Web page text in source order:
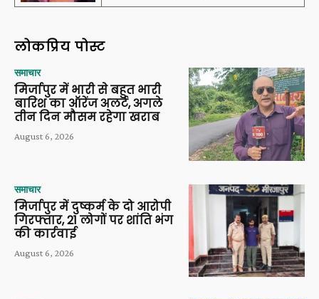
लोकप्रिय पोस्ट
समाचार
मिर्जापुर में भारी से बहुत भारी
बारिश का ऑरेंज अलर्ट, अगले
तीन दिन मौसम रहेगा खराब
August 6, 2026
समाचार
मिर्जापुर में दुष्कर्म के दो आरोपी
गिरफ्तार, 21 लोगों पर शांति भंग
की कार्रवाई
August 6, 2026